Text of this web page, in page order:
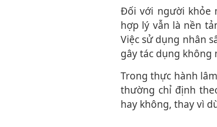
Đối với người khỏe mạnh, chế độ dinh dưỡng cân đối, ngủ đủ giấc và vận động
hợp lý vẫn là nền
Việc sử dụng nhân
gây tác dụng
Trong thực hành lâm sàng, khi cần sử dụng nhân sâm để bồi bổ c‌ơ th‌ể, thầy thuốc
thường chỉ định
hay không, thay vì